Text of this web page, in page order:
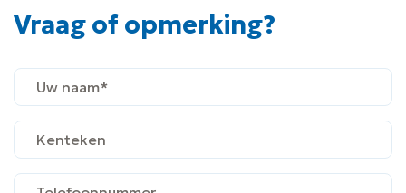
Vraag of opmerking?
Name
Kenteken
Telefoonnummer